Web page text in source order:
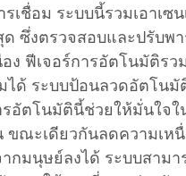
เชื่อม ระบบนี้รวมเอาเซ
ซึ่งตรวจสอบและปรับพา
ง ฟีเจอร์การอัตโนมัติรว
ได้ ระบบป้อนลวดอัตโน
อัตโนมัตินี้ช่วยให้มั่นใจ
ขณะเดียวกันลดความเห
กมนุษย์ลงได้ ระบบสามา